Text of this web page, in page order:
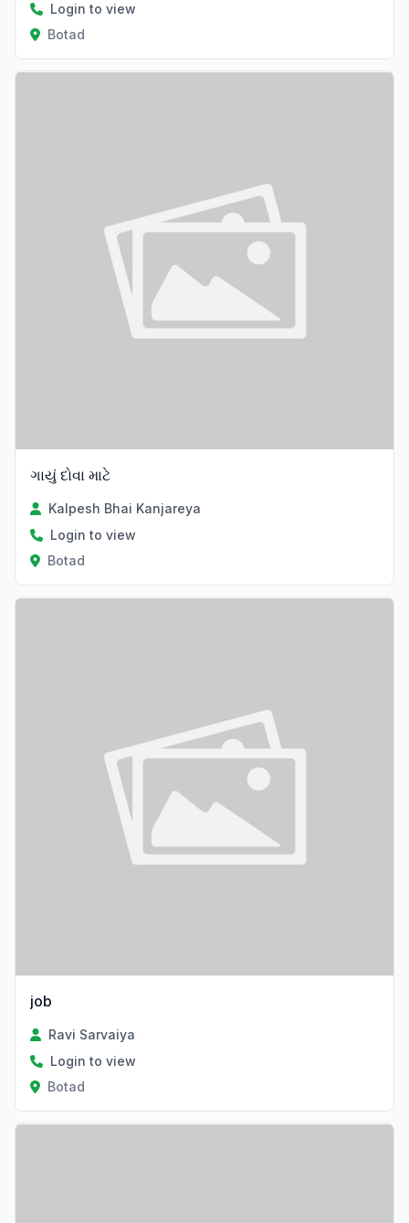
Login to view
Botad
ગાયું દોવા માટે
Kalpesh Bhai Kanjareya
Login to view
Botad
job
Ravi Sarvaiya
Login to view
Botad